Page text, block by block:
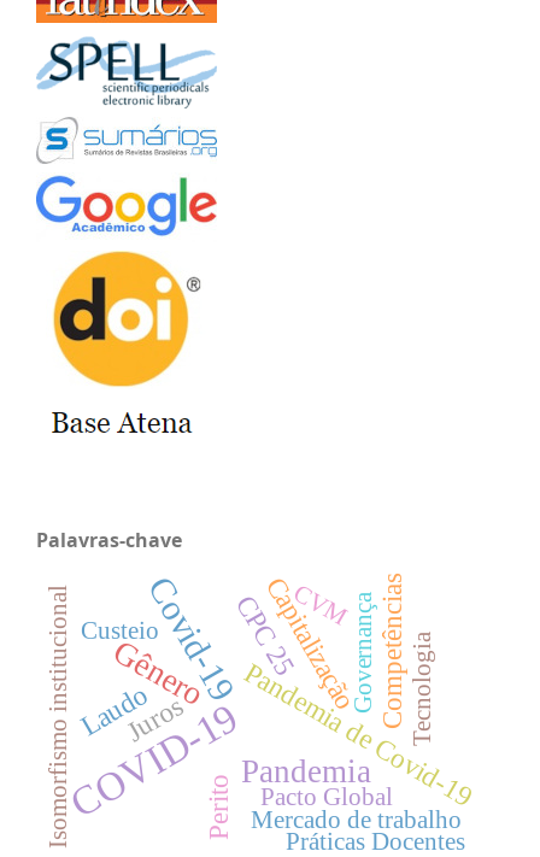
Palavras-chave
COVID-19
Covid-19
Gênero
Pandemia
Pandemia de Covid-19
Capitalização
Juros
Laudo
Perito
Competências
CPC 25
Isomorfismo institucional Governança
Custeio Tecnologia
Mercado de trabalho
Práticas Docentes
Pacto Global
CVM